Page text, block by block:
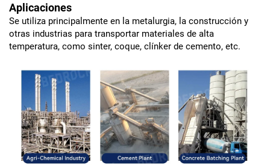
Aplicaciones
Se utiliza principalmente en la metalurgia, la construcción y
otras industrias para transportar materiales de alta
temperatura, como sinter, coque, clínker de cemento, etc.